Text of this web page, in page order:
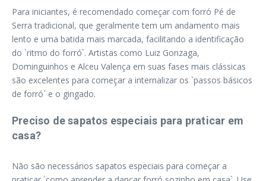
Para iniciantes, é recomendado começar com forró Pé de
Serra tradicional, que geralmente tem um andamento mais
lento e uma batida mais marcada, facilitando a identificação
do `ritmo do forró`. Artistas como Luiz Gonzaga,
Dominguinhos e Alceu Valença em suas fases mais clássicas
são excelentes para começar a internalizar os `passos básicos
de forró` e o gingado.
Preciso de sapatos especiais para praticar em
casa?
Não são necessários sapatos especiais para começar a